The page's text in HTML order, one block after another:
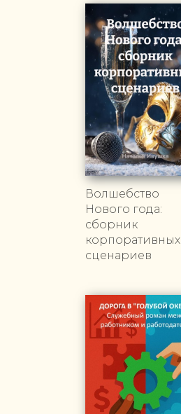
Волшебство
Нового года:
сборник
корпоративных
сценариев